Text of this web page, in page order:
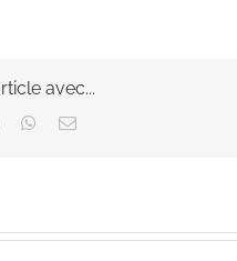
avec...
WhatsApp
Email